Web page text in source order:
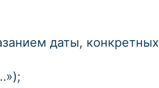
даты, конкретных